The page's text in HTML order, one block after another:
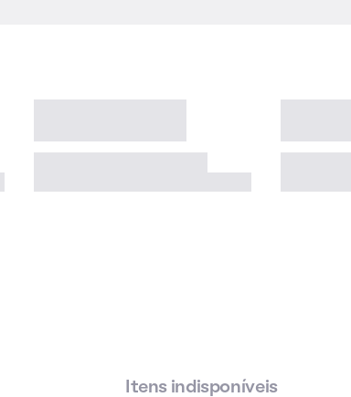
Itens indisponíveis